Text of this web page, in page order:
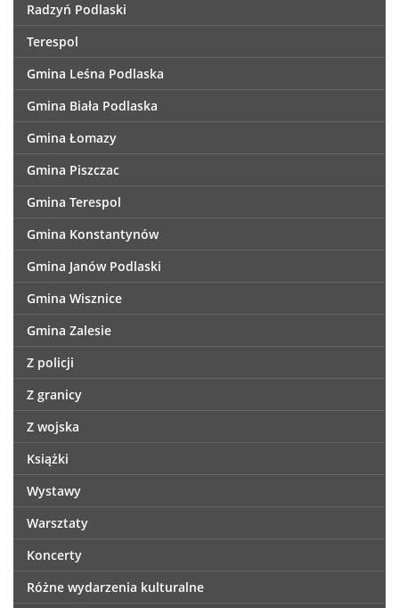
Radzyń Podlaski
Terespol
Gmina Leśna Podlaska
Gmina Biała Podlaska
Gmina Łomazy
Gmina Piszczac
Gmina Terespol
Gmina Konstantynów
Gmina Janów Podlaski
Gmina Wisznice
Gmina Zalesie
Z policji
Z granicy
Z wojska
Książki
Wystawy
Warsztaty
Koncerty
Różne wydarzenia kulturalne